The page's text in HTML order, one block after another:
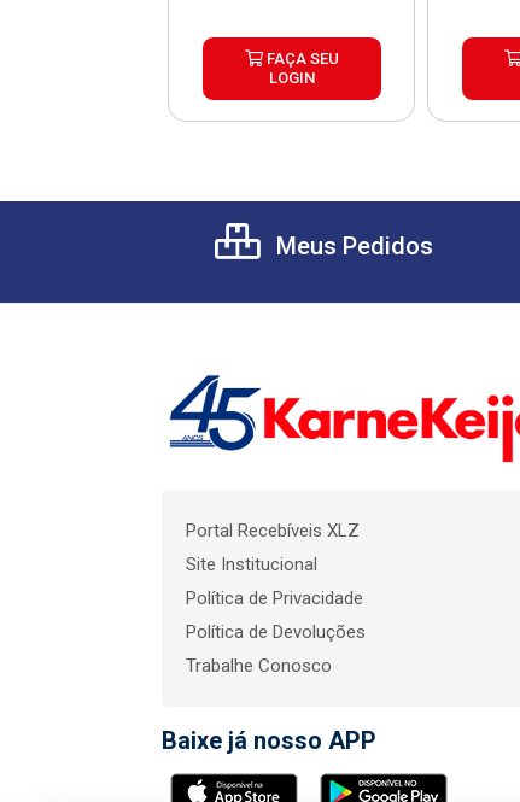
FAÇA SEU
LOGIN
Meus Pedidos
Portal Recebíveis XLZ
Site Institucional
Política de Privacidade
Política de Devoluções
Trabalhe Conosco
Baixe já nosso APP